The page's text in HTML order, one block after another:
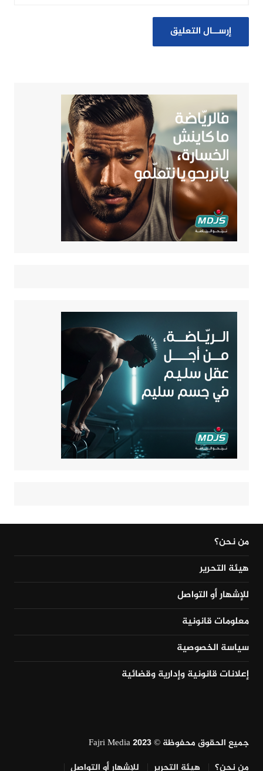
من نحن؟
هيئة التحرير
للإشهار أو التواصل
معلومات قانونية
سياسة الخصوصية
إعلانات قانونية وإدارية وقضائية
جميع الحقوق محفوظة © Fajri Media 2023
من نحن؟
هيئة التحرير للإشهار أو التواصل